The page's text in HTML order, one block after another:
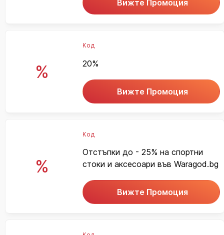
Вижте Промоция
%
Код
20%
Вижте Промоция
%
Код
Отстъпки до - 25% на спортни
стоки и аксесоари във Waragod.bg
Вижте Промоция